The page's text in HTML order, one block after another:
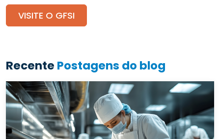
VISITE O GFSI
Recente Postagens do blog